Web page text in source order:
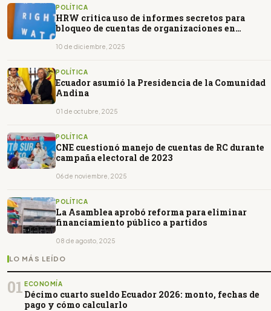
POLÍTICA
HRW critica uso de informes secretos para
bloqueo de cuentas de organizaciones en
10 de diciembre, 2025
POLÍTICA
Ecuador asumió la Presidencia de la Comunidad
Andina
01 de octubre, 2025
POLÍTICA
CNE cuestionó manejo de cuentas de RC durante
campaña electoral de 2023
06 de noviembre, 2025
POLÍTICA
La Asamblea aprobó reforma para eliminar
financiamiento público a partidos
08 de agosto, 2025
LO MÁS LEÍDO
01 ECONOMÍA
Décimo cuarto sueldo Ecuador 2026: monto, fechas de
pago y cómo calcularlo